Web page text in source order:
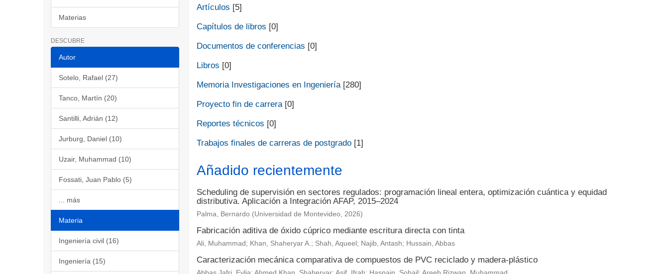
Materias
DESCUBRE
Autor
Sotelo, Rafael (27)
Tanco, Martín (20)
Santilli, Adrián (12)
Jurburg, Daniel (10)
Uzair, Muhammad (10)
Fossati, Juan Pablo (5)
... más
Materia
Ingeniería civil (16)
Ingeniería (15)
Artículos [5]
Capítulos de libros [0]
Documentos de conferencias [0]
Libros [0]
Memoria Investigaciones en Ingeniería[280]
Proyecto fin de carrera[0]
Reportes técnicos [0]
Trabajos finales de carreras de postgrado[1]
Añadido recientemente
Scheduling de supervisión en sectores regulados: programación lineal entera, optimización cuántica y equidad
distributiva. Aplicación a Integración AFAP, 2015–2024
Palma, Bernardo (Universidad de Montevideo, 2026)
Fabricación aditiva de óxido cúprico mediante escritura directa con tinta
Ali, Muhammad; Khan, Shaheryar A.; Shah, Aqueel; Najib, Antash; Hussain, Abbas
Caracterización mecánica comparativa de compuestos de PVC reciclado y madera-plástico